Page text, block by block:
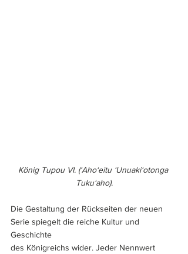
König Tupou VI. (‘Aho‘eitu ʻUnuakiʻotonga
Tukuʻaho).
Die Gestaltung der Rückseiten der neuen
Serie spiegelt die reiche Kultur und
Geschichte
des Königreichs wider. Jeder Nennwert